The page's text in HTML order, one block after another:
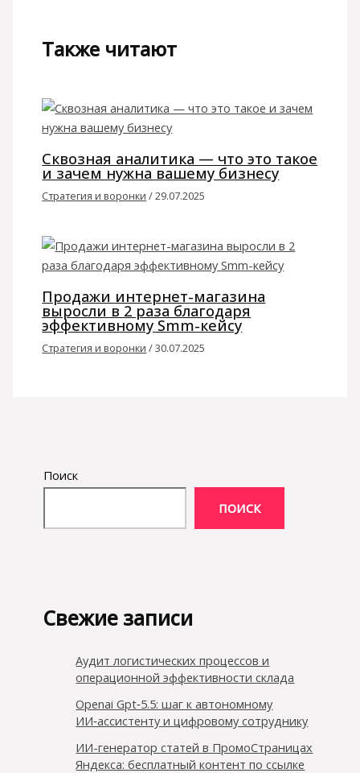
Также читают
Сквозная аналитика — что это такое
и зачем нужна вашему бизнесу
Стратегия и воронки /29.07.2025
Продажи интернет-магазина
выросли в 2 раза благодаря
эффективному Smm-кейсу
Стратегия и воронки /30.07.2025
Поиск
ПОИСК
Свежие записи
Аудит логистических процессов и
операционной эффективности склада
Openai Gpt‑5.5: шаг к автономному
ИИ‑ассистенту и цифровому сотруднику
ИИ-генератор статей в ПромоСтраницах
Яндекса: бесплатный контент по ссылке